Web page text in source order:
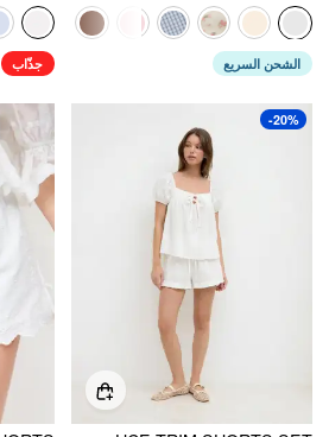
الشحن السريع جذّاب
-20%